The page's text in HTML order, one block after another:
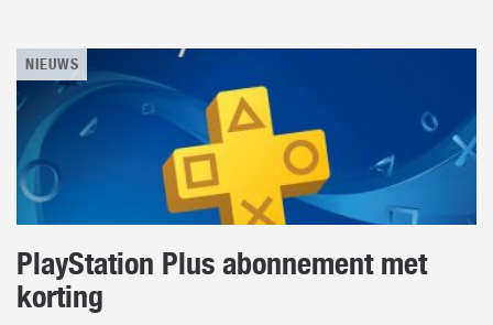
NIEUWS
PlayStation Plus abonnement met
korting